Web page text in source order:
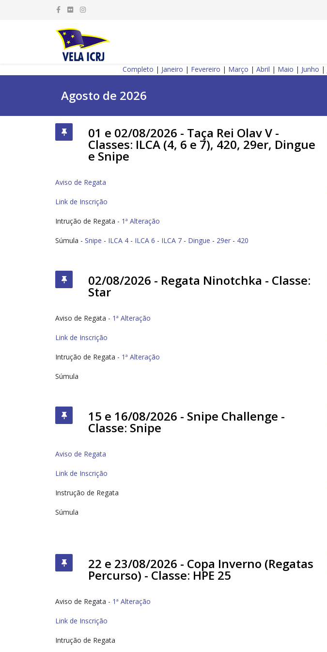
Completo | Janeiro | Fevereiro | Março | Abril | Maio | Junho |
Agosto de 2026
01 e 02/08/2026 - Taça Rei Olav V -
Classes: ILCA (4, 6 e 7), 420, 29er, Dingue
e Snipe
Aviso de Regata
Link de Inscrição
Intrução de Regata - 1ª Alteração
Súmula - Snipe - ILCA 4 - ILCA 6 - ILCA 7 - Dingue - 29er - 420
02/08/2026 - Regata Ninotchka - Classe:
Star
Aviso de Regata - 1ª Alteração
Link de Inscrição
Intrução de Regata - 1ª Alteração
Súmula
15 e 16/08/2026 - Snipe Challenge -
Classe: Snipe
Aviso de Regata
Link de Inscrição
Instrução de Regata
Súmula
22 e 23/08/2026 - Copa Inverno (Regatas
Percurso) - Classe: HPE 25
Aviso de Regata - 1ª Alteração
Link de Inscrição
Intrução de Regata